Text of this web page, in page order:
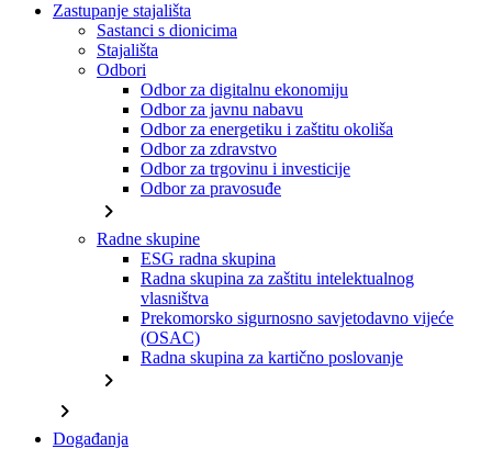
Zastupanje stajališta
Sastanci s dionicima
Stajališta
Odbori
Odbor za digitalnu ekonomiju
Odbor za javnu nabavu
Odbor za energetiku i zaštitu okoliša
Odbor za zdravstvo
Odbor za trgovinu i investicije
Odbor za pravosuđe
chevron_right
Radne skupine
ESG radna skupina
Radna skupina za zaštitu intelektualnog
vlasništva
Prekomorsko sigurnosno savjetodavno vijeće
(OSAC)
Radna skupina za kartično poslovanje
chevron_right
chevron_right
Događanja